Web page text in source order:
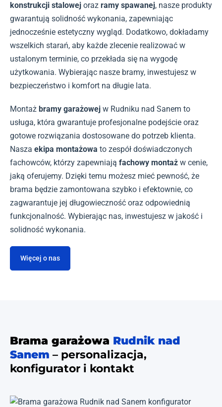
konstrukcji stalowej oraz ramy spawanej, nasze produkty
gwarantują solidność wykonania, zapewniając
jednocześnie estetyczny wygląd. Dodatkowo, dokładamy
wszelkich starań, aby każde zlecenie realizować w
ustalonym terminie, co przekłada się na wygodę
użytkowania. Wybierając nasze bramy, inwestujesz w
bezpieczeństwo i komfort na długie lata.
Montaż bramy garażowej w Rudniku nad Sanem to
usługa, która gwarantuje profesjonalne podejście oraz
gotowe rozwiązania dostosowane do potrzeb klienta.
Nasza ekipa montażowa to zespół doświadczonych
fachowców, którzy zapewniają fachowy montaż w cenie,
jaką oferujemy. Dzięki temu możesz mieć pewność, że
brama będzie zamontowana szybko i efektownie, co
zagwarantuje jej długowieczność oraz odpowiednią
funkcjonalność. Wybierając nas, inwestujesz w jakość i
solidność wykonania.
Więcej o nas
Brama garażowa Rudnik nad
Sanem – personalizacja,
konfigurator i kontakt